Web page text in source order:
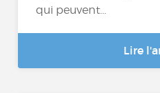
qui peuvent...
Lire